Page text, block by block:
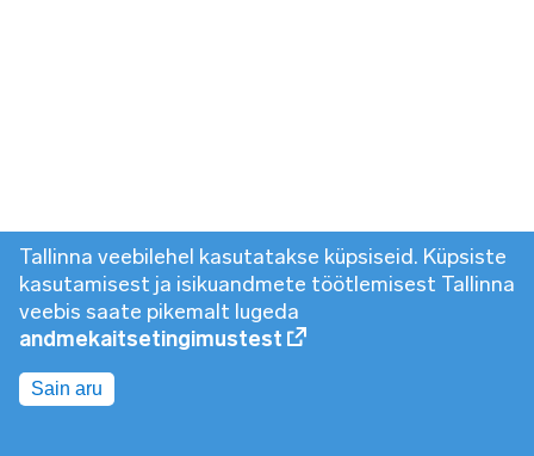
Tallinna veebilehel kasutatakse küpsiseid. Küpsiste
kasutamisest ja isikuandmete töötlemisest Tallinna
veebis saate pikemalt lugeda
andmekaitsetingimustest
Sain aru